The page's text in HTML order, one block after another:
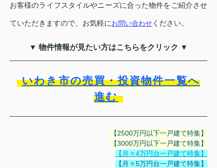
お客様のライフスタイルやニーズに合った物件をご紹介させ
ていただきますので、お気軽にお問い合わせ ください。
▼ 物件情報が見たい方はこちらをクリック ▼
いわき市の売買・投資物件一覧へ
進む
【2500万円以下一戸建て特集】
【3000万円以下一戸建て特集】
【月々4万円台一戸建て特集】
【月々5万円台一戸建て特集】